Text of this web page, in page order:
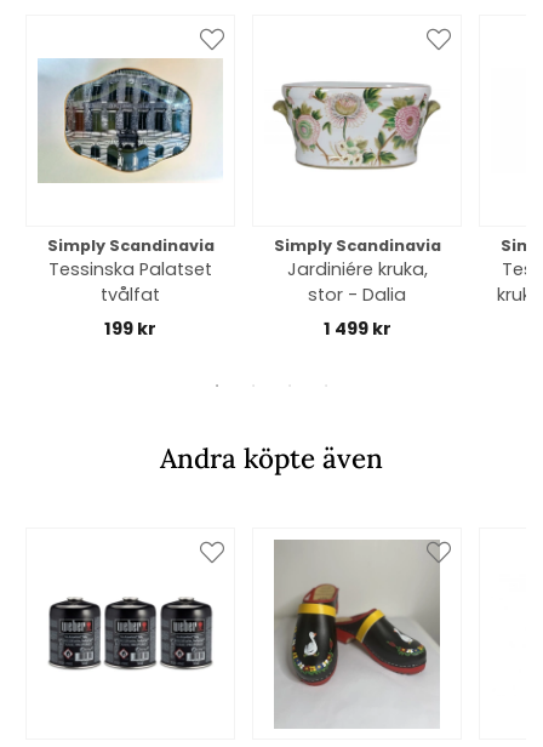
Simply Scandinavia
Tessinska Palatset
tvålfat
199 kr
Simply Scandinavia
Jardiniére kruka,
stor - Dalia
1 499 kr
Andra köpte även